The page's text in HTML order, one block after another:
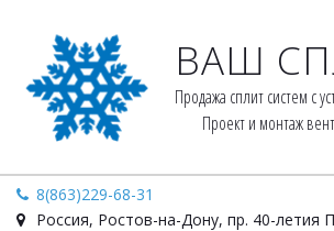
ВАШ
Продажа сплит систем с
Проект и монтаж
8(863)229-68-31
Россия, Ростов-на-Дону, пр. 40-летия